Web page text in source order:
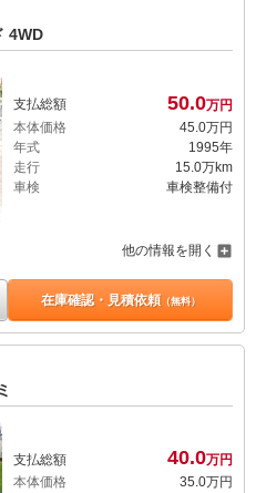
4WD
支払総額 50.0万円
本体価格
45. 0万円
年式
1995年
走行
15.0万km
車検
車検整備付
他の情報を開く
在庫確認・見積依頼（無料）
支払総額 40.0万円
本体価格
35.0万円